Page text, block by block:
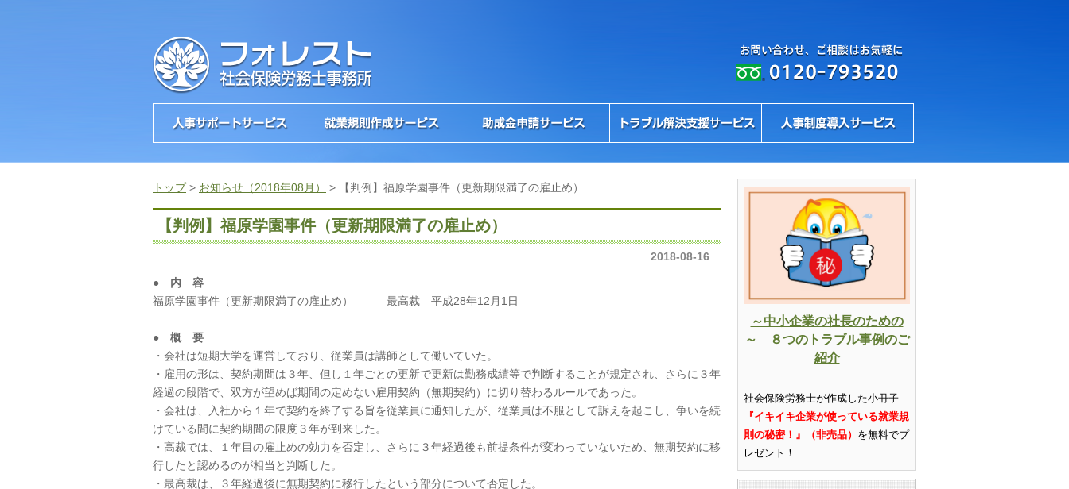
トップ> お知らせ（2018年08月） > 【判例】福原学園事件（更新期限満了の雇止め）
【判例】福原学園事件（更新期限満了の雇止め）
2018-08-16
● 内 容
福原学園事件（更新期限満了の雇止め） 最高裁 平成28年12月1日
● 概 要
・会社は短期大学を運営しており、従業員は講師として働いていた。
・雇用の形は、契約期間は３年、但し１年ごとの更新で更新は勤務成績等で判断することが規定され、さらに３年
経過の段階で、双方が望めば期間の定めない雇用契約（無期契約）に切り替わるルールであった。
・会社は、入社から１年で契約を終了する旨を従業員に通知したが、従業員は不服として訴えを起こし、争いを続
けている間に契約期間の限度３年が到来した。
・高裁では、１年目の雇止めの効力を否定し、さらに３年経過後も前提条件が変わっていないため、無期契約に移
行したと認めるのが相当と判断した。
・最高裁は、３年経過後に無期契約に移行したという部分について否定した。
～中小企業の社長のための
～ ８つのトラブル事例のご
紹介
社会保険労務士が作成した小冊子
『イキイキ企業が使っている就業規
則の秘密！』（非売品） を無料でプ
レゼント ！